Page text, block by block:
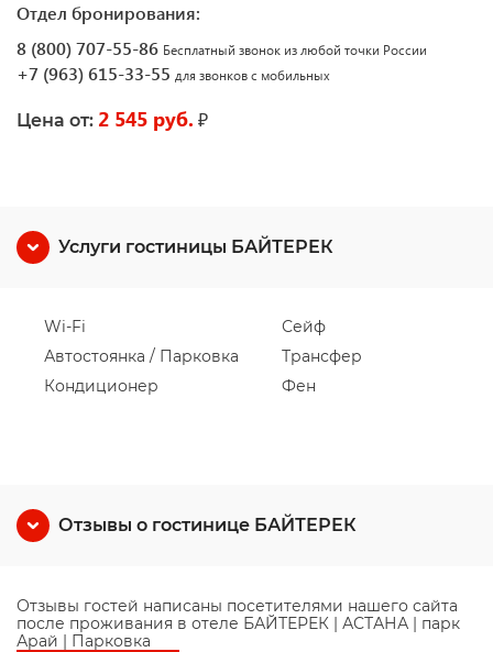
Отдел бронирования:
8 (800) 707-55-86 Бесплатный звонок из любой точки России
+7 (963) 615-33-55 для звонков с мобильных
Цена от: 2 545 руб. ₽
Услуги гостиницы БАЙТЕРЕК
Wi-Fi
Автостоянка / Парковка
Кондиционер
Сейф
Трансфер
Фен
Отзывы о гостинице БАЙТЕРЕК
Отзывы гостей написаны посетителями нашего сайта
после проживания в отеле БАЙТЕРЕК | АСТАНА | парк
Арай | Парковка